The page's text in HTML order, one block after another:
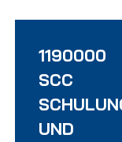
1190000
SCC
UND